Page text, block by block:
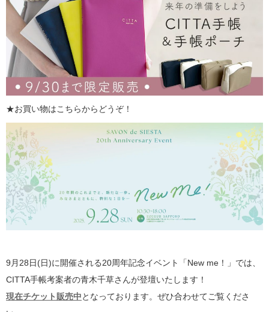
★お買い物はこちらからどうぞ！
9月28日(日)に開催される20周年記念イベント「New me！」では、
CITTA手帳考案者の青木千草さんが登壇いたします！
現在チケット販売中となっております。ぜひ合わせてご覧くださ